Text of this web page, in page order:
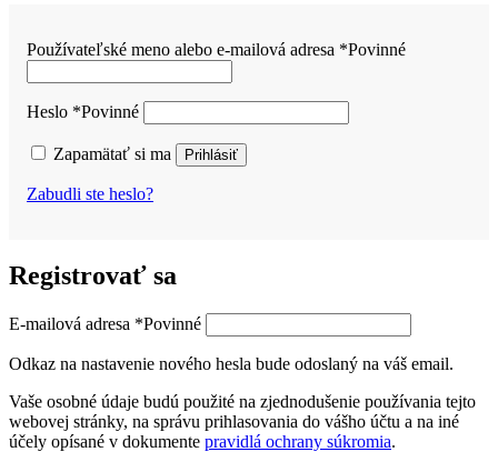
Používateľské meno alebo e-mailová adresa *Povinné
Heslo *Povinné
Zapamätať si ma Prihlásiť
Zabudli ste heslo?
Registrovať sa
E-mailová adresa *Povinné
Odkaz na nastavenie nového hesla bude odoslaný na váš email.
Vaše osobné údaje budú použité na zjednodušenie používania tejto
webovej stránky, na správu prihlasovania do vášho účtu a na iné
účely opísané v dokumente pravidlá ochrany súkromia.